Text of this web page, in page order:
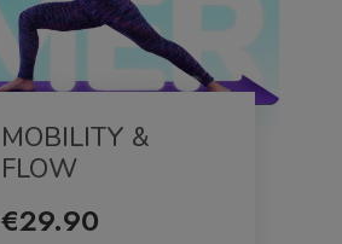
MOBILITY &
FLOW
€29.90